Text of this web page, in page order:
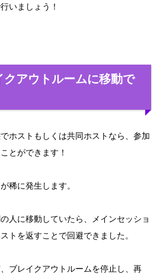
いましょう！
クアウトルームに移動で
ホストもしくは共同ホストなら、参加
とができます！
稀に発生します。
人に移動していたら、メインセッショ
トを返すことで回避できました。
ブレイクアウトルームを停止し、再